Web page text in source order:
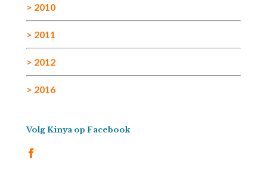
> 2010
> 2011
> 2012
> 2016
Volg Kinya op Facebook